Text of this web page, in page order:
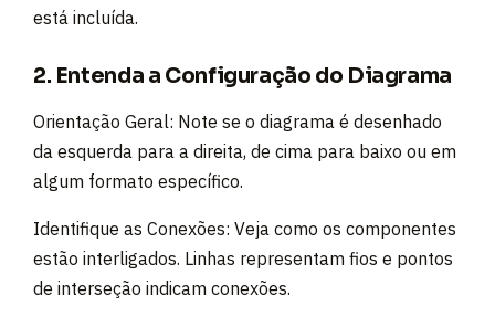
está incluída.
2. Entenda a Configuração do Diagrama
Orientação Geral: Note se o diagrama é desenhado
da esquerda para a direita, de cima para baixo ou em
algum formato específico.
Identifique as Conexões: Veja como os componentes
estão interligados. Linhas representam fios e pontos
de interseção indicam conexões.